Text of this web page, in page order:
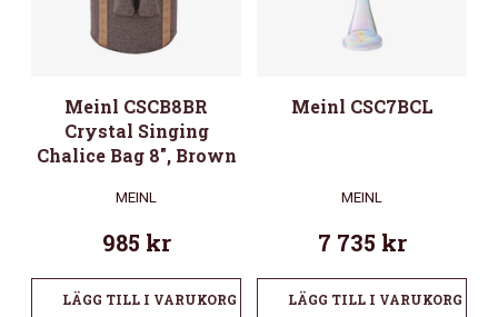
Meinl CSCB8BR
Crystal Singing
Chalice Bag 8″, Brown
MEINL
985 kr
LÄGG TILL I VARUKORG
Meinl CSC7BCL
MEINL
7 735 kr
LÄGG TILL I VARUKORG